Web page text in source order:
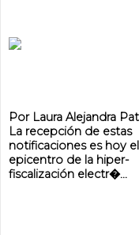
Por Laura Alejandra
La recepción de estas
notificaciones es hoy el
epicentro de la hiper-
fiscalización electr�...